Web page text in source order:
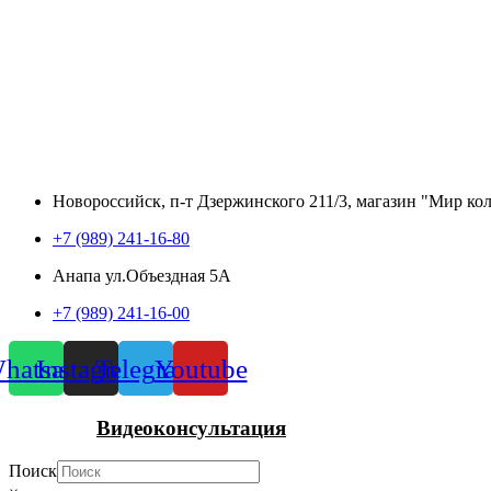
Новороссийск, п-т Дзержинского 211/3, магазин "Мир
+7 (989) 241-16-80
Анапа ул.Объездная 5А
+7 (989) 241-16-00
InstagramTelegramYoutube
Видеоконсультация
Поиск